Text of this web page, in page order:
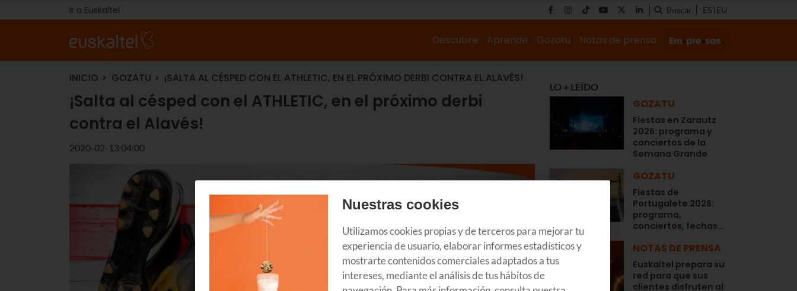
Ir a Euskaltel Buscar ES EU
Descubre Aprende Gozatu Notas de prensa
INICIO GOZATU ¡SALTA AL CÉSPED CON EL ATHLETIC, EN EL PRÓXIMO DERBI CONTRA EL ALAVÉS!
¡Salta al césped con el ATHLETIC, en el próximo derbi
contra el Alavés!
2020-02-13 04:00
LO + LEÍDO
GOZATU
Fiestas en Zarautz
2026: programa y
conciertos de la
Semana Grande
GOZATU
Fiestas de
Portugalete 2026:
programa,
conciertos, fechas…
NOTAS DE PRENSA
Euskaltel prepara su
red para que sus
clientes disfruten al
Nuestras cookies
Utilizamos cookies propias y de terceros para mejorar tu
experiencia de usuario, elaborar informes estadísticos y
mostrarte contenidos comerciales adaptados a tus
intereses, mediante el análisis de tus hábitos de